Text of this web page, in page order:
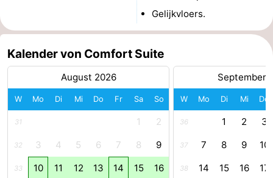
De
-
Ostende
Westende
Wetter
Gelijkvloers.
Kalender von Comfort Suite
August 2026
W Mo Di Mi Do Fr Sa So
31 1 2
32 3 4 5 6 7 8 9
33 10 11 12 13 14 15 16
September
W Mo Di Mi Do
36 1 2 3
37 7 8 9 10
38 14 15 16 17